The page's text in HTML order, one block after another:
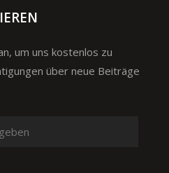
um uns kostenlos zu
über neue Beiträge